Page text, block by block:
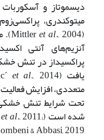
دیسموتاز و
میتوکندری،
(Mittler
et al.,
آنزیم‌های آنتی
پراکسیداز در تنش
یافت (Pavlovic´ et al
متعددی، افزایش
تحت شرایط تنش خشکی
شده است (Terzi et al.,2011;
& Abbasi, 2019).